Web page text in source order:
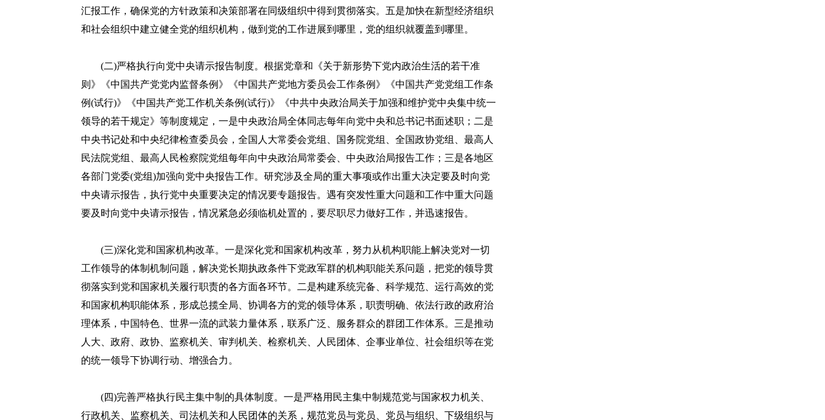
汇报工作，确保党的方针政策和决策部署在同级组织中得到贯彻落实。五是加快在新型经济组织
和社会组织中建立健全党的组织机构，做到党的工作进展到哪里，党的组织就覆盖到哪里。
(二)严格执行向党中央请示报告制度。根据党章和《关于新形势下党内政治生活的若干准
则》《中国共产党党内监督条例》《中国共产党地方委员会工作条例》《中国共产党党组工作条
例(试行)》《中国共产党工作机关条例(试行)》《中共中央政治局关于加强和维护党中央集中统一
领导的若干规定》等制度规定，一是中央政治局全体同志每年向党中央和总书记书面述职；二是
中央书记处和中央纪律检查委员会，全国人大常委会党组、国务院党组、全国政协党组、最高人
民法院党组、最高人民检察院党组每年向中央政治局常委会、中央政治局报告工作；三是各地区
各部门党委(党组)加强向党中央报告工作。研究涉及全局的重大事项或作出重大决定要及时向党
中央请示报告，执行党中央重要决定的情况要专题报告。遇有突发性重大问题和工作中重大问题
要及时向党中央请示报告，情况紧急必须临机处置的，要尽职尽力做好工作，并迅速报告。
(三)深化党和国家机构改革。一是深化党和国家机构改革，努力从机构职能上解决党对一切
工作领导的体制机制问题，解决党长期执政条件下党政军群的机构职能关系问题，把党的领导贯
彻落实到党和国家机关履行职责的各方面各环节。二是构建系统完备、科学规范、运行高效的党
和国家机构职能体系，形成总揽全局、协调各方的党的领导体系，职责明确、依法行政的政府治
理体系，中国特色、世界一流的武装力量体系，联系广泛、服务群众的群团工作体系。三是推动
人大、政府、政协、监察机关、审判机关、检察机关、人民团体、企事业单位、社会组织等在党
的统一领导下协调行动、增强合力。
(四)完善严格执行民主集中制的具体制度。一是严格用民主集中制规范党与国家权力机关、
行政机关、监察机关、司法机关和人民团体的关系，规范党员与党员、党员与组织、下级组织与